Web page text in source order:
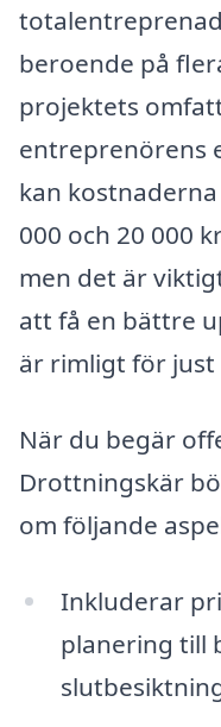
beroende på
projektets
entreprenörens
kan
000 och 20 000
men det är
att få en bättre
är rimligt för
När du begär
Drottningskär
om följande
Inkluderar
planering till